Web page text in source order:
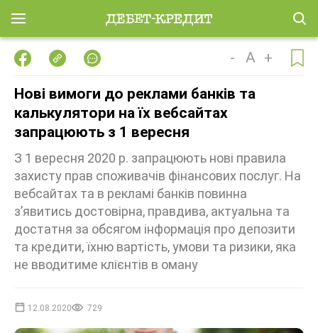
- A +
Нові вимоги до реклами банків та
калькулятори на їх вебсайтах
запрацюють з 1 вересня
З 1 вересня 2020 р. запрацюють нові правила
захисту прав споживачів фінансових послуг. На
вебсайтах та в рекламі банків повинна
з’явитись достовірна, правдива, актуальна та
достатня за обсягом інформація про депозити
та кредити, їхню вартість, умови та ризики, яка
не вводитиме клієнтів в оману
12.08.2020 729